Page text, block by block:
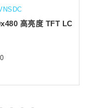
高亮度 TFT LCD